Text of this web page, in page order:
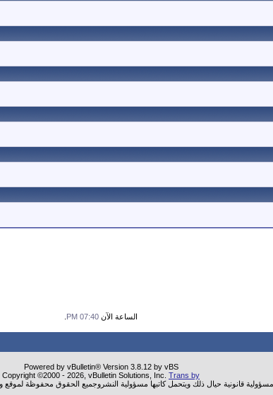
الساعة الآن 07:40 PM
Powered by vBulletin® Version 3.8.12 by vBS
Copyright ©2000 - 2026, vBulletin Solutions, Inc. Trans by
مسؤولية قانونية حيال ذلك ويتحمل كاتبها مسؤولية النشروجميع الحقوق محفوظة